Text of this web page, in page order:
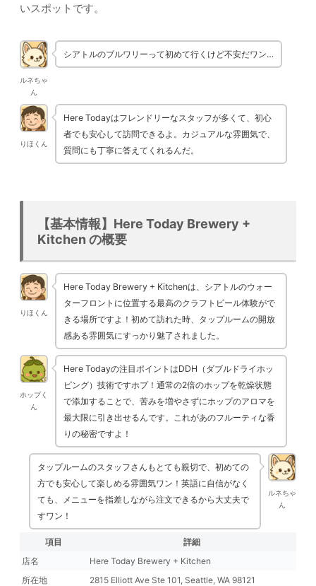
いスポットです。
ルネちゃ
ん
シアトルのブルワリーって初めて行くけど不安だワン…
りほくん
Here Todayはフレンドリーなスタッフが多くて、初心
者でも安心して訪問できるよ。カジュアルな雰囲気で、
質問にも丁寧に答えてくれるんだ。
【基本情報】Here Today Brewery +
Kitchen の概要
りほくん
Here Today Brewery + Kitchenは、シアトルのウォー
ターフロントに位置する最高のクラフトビール体験がで
きる場所ですよ！初めて訪れた時、タップルームの開放
感ある雰囲気にすっかり魅了されました。
ホップく
ん
Here Todayの注目ポイントはDDH（ダブルドライホッ
ピング）技術ですホプ！通常の2倍のホップを乾燥状態
で添加することで、苦みを増やさずにホップのアロマを
最大限に引き出せるんです。これがあのフルーティな香
りの秘密ですよ！
ルネちゃ
ん
タップルームのスタッフさんもとても親切で、初めての
方でも安心して楽しめる雰囲気ワン！英語に自信がなく
ても、メニューを指差しながら注文できるから大丈夫で
すワン！
項目
詳細
店名
Here Today Brewery + Kitchen
所在地
2815 Elliott Ave Ste 101, Seattle, WA 98121